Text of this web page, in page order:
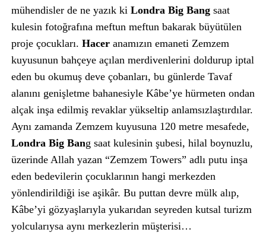
mühendisler de ne yazık ki Londra Big Bangsaat
kulesin fotoğrafına meftun meftun bakarak büyütülen
proje çocukları. Hacer anamızın emaneti Zemzem
kuyusunun bahçeye açılan merdivenlerini doldurup iptal
eden bu okumuş deve çobanları, bu günlerde Tavaf
alanını genişletme bahanesiyle Kâbe’ye hürmeten ondan
alçak inşa edilmiş revaklar yükseltip anlamsızlaştırdılar.
Aynı zamanda Zemzem kuyusuna 120 metre mesafede,
Londra Big Bang saat kulesinin şubesi, hilal boynuzlu,
üzerinde Allah yazan “Zemzem Towers” adlı putu inşa
eden bedevilerin çocuklarının hangi merkezden
yönlendirildiği ise aşikâr. Bu puttan devre mülk alıp,
Kâbe’yi gözyaşlarıyla yukarıdan seyreden kutsal turizm
yolcularıysa aynı merkezlerin müşterisi…